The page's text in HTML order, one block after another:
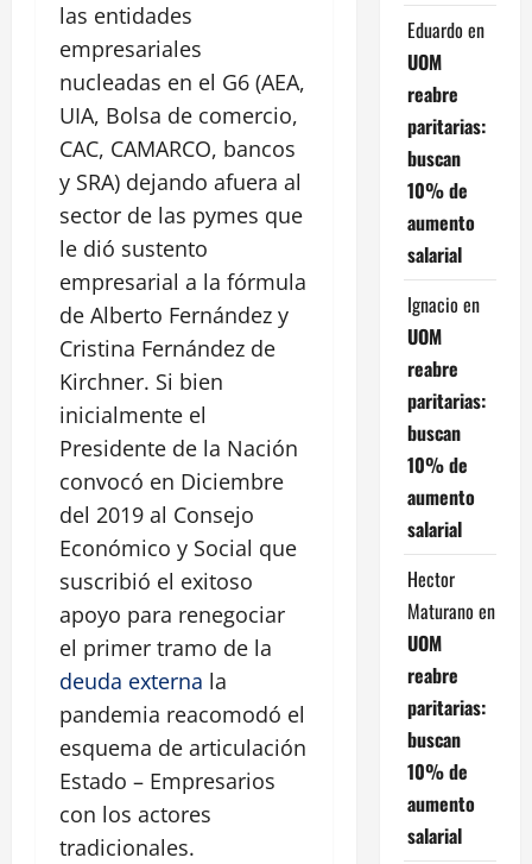
las entidades
empresariales
nucleadas en el G6 (AEA,
UIA, Bolsa de comercio,
CAC, CAMARCO, bancos
y SRA) dejando afuera al
sector de las pymes que
le dió sustento
empresarial a la fórmula
de Alberto Fernández y
Cristina Fernández de
Kirchner. Si bien
inicialmente el
Presidente de la Nación
convocó en Diciembre
del 2019 al Consejo
Económico y Social que
suscribió el exitoso
apoyo para renegociar
el primer tramo de la
deuda externa la
pandemia reacomodó el
esquema de articulación
Estado – Empresarios
con los actores
tradicionales.
Eduardo en
UOM
reabre
paritarias:
buscan
10% de
aumento
salarial
Ignacio en
UOM
reabre
paritarias:
buscan
10% de
aumento
salarial
Hector
Maturano en
UOM
reabre
paritarias:
buscan
10% de
aumento
salarial